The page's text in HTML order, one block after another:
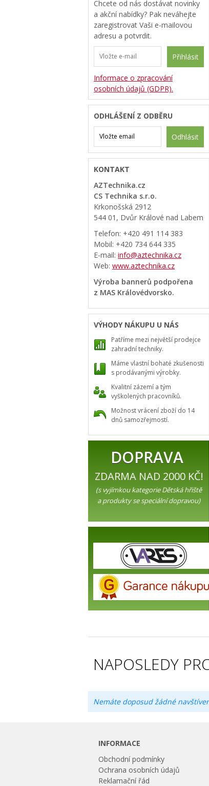
Chcete od nás dostávat novinky
a akční nabídky? Pak neváhejte
zaregistrovat Vaši e-mailovou
adresu a potvrdit.
Přihlásit
Informace o zpracování
osobních údajů (GDPR).
ODHLÁŠENÍ Z ODBĚRU
Odhlásit
KONTAKT
AZTechnika.cz
CS Technika s.r.o.
Krkonošská 2912
544 01, Dvůr Králové nad Labem
Telefon: +420 491 114 383
Mobil: +420 734 644 335
E-mail: info@aztechnika.cz
Web: www.aztechnika.cz
Výroba bannerů podpořena
z MAS Královédvorsko.
VÝHODY NÁKUPU U NÁS
Patříme mezi největší prodejce
zahradní techniky.
Máme vlastní bohaté zkušenosti
s prodávanými výrobky.
Kvalitní zázemí a tým
vyškolených pracovníků.
Možnost vrácení zboží do 14
dnů samozřejmostí.
DOPRAVA
ZDARMA NAD 2000 KČ!
(s vyjímkou kategorie Dětská hřiště
a produkty se speciální dopravou)
NAPOSLEDY
Nemáte doposud žádné
INFORMACE
Obchodní podmínky
Ochrana osobních údajů
Reklamační řád